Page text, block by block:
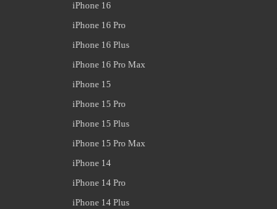
iPhone 16
iPhone 16 Pro
iPhone 16 Plus
iPhone 16 Pro Max
iPhone 15
iPhone 15 Pro
iPhone 15 Plus
iPhone 15 Pro Max
iPhone 14
iPhone 14 Pro
iPhone 14 Plus